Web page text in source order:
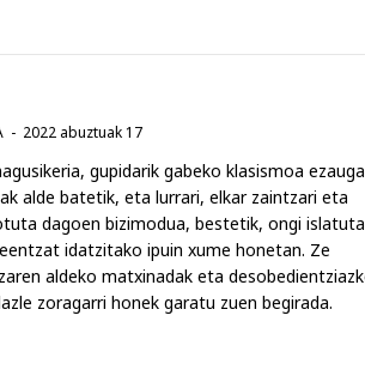
2022 abuztuak 17
gupidarik gabeko klasismoa
alde batetik, eta lurrari, elkar zaintzari eta
dagoen bizimodua, bestetik, ongi islatuta
idatzitako ipuin xume honetan. Ze
aldeko matxinadak eta
zoragarri honek garatu zuen begirada.